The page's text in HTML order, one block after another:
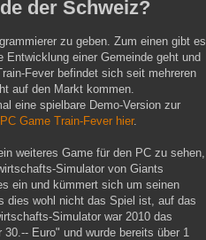
der Schweiz?
zu geben. Zum einen gibt es
Entwicklung einer Gemeinde geht und
Fever befindet sich seit mehreren
auf den Markt kommen.
eine spielbare Demo-Version zur
PC Game Train-Fever hier.
weiteres Game für den PC zu sehen,
Simulator von Giants
ein und kümmert sich um seinen
dies wohl nicht das Spiel ist, auf das
Simulator war 2010 das
Euro" und wurde bereits über 1